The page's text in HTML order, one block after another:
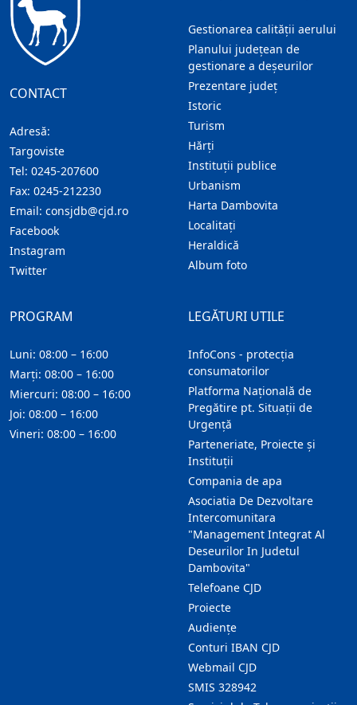
CONTACT
Adresă:
Targoviste
Tel: 0245-207600
Fax: 0245-212230
Email: consjdb@cjd.ro
Facebook
Instagram
Twitter
Gestionarea calității aerului
Planului județean de
gestionare a deșeurilor
Prezentare judeţ
Istoric
Turism
Hărţi
Instituţii publice
Urbanism
Harta Dambovita
Localitaţi
Heraldică
Album foto
LEGĂTURI UTILE
InfoCons - protecția
consumatorilor
Platforma Națională de
Pregătire pt. Situații de
Urgență
Parteneriate, Proiecte și
Instituții
Compania de apa
Asociatia De Dezvoltare
Intercomunitara
"Management Integrat Al
Deseurilor In Judetul
Dambovita"
Telefoane CJD
Proiecte
Audienţe
Conturi IBAN CJD
Webmail CJD
SMIS 328942
PROGRAM
Luni: 08:00 – 16:00
Marți: 08:00 – 16:00
Miercuri: 08:00 – 16:00
Joi: 08:00 – 16:00
Vineri: 08:00 – 16:00